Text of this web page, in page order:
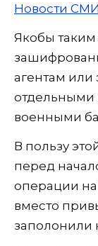
Новости
Якобы
агентам или
отдельными
военными
В пользу
перед
операции
вместо
заполонили